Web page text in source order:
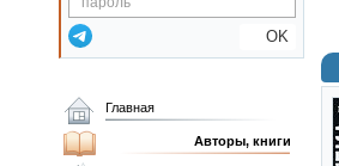
OK
Главная
Авторы, книги